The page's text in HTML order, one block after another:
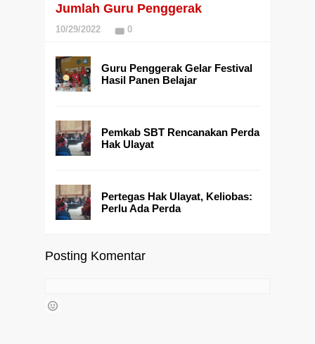
Jumlah Guru Penggerak
10/29/2022 0
Guru Penggerak Gelar Festival
Hasil Panen Belajar
Pemkab SBT Rencanakan Perda
Hak Ulayat
Pertegas Hak Ulayat, Keliobas:
Perlu Ada Perda
Posting Komentar